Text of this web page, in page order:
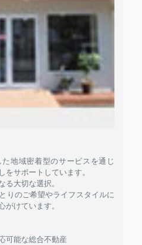
地域密着型のサービスを通じ
をサポートしています。
る大切な選択。
りのご希望やライフスタイルに
がけています。
可能な総合不動産